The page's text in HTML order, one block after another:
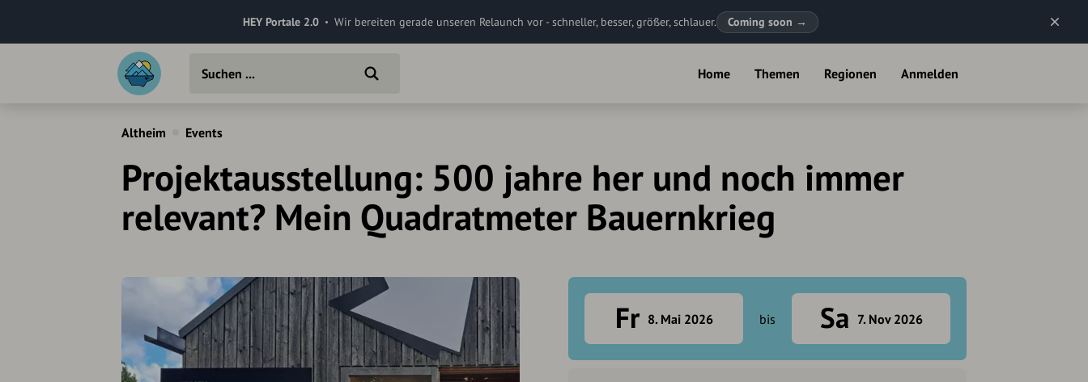
HEY Portale 2.0 Wir bereiten gerade unseren Relaunch vor - schneller, besser, größer, schlauer. Coming soon →
Home Themen Regionen Anmelden
Altheim Events
Projektausstellung: 500 jahre her und noch immer
relevant? Mein Quadratmeter Bauernkrieg
Fr 8. Mai 2026 bis Sa 7. Nov 2026